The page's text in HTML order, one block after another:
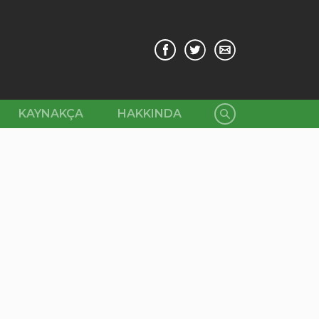
KAYNAKÇA HAKKINDA